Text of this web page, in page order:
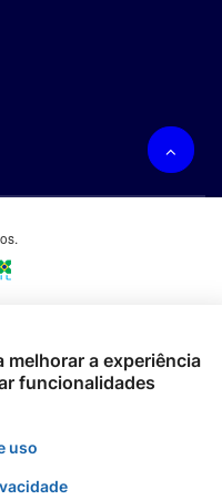
a experiência
funcionalidades
uso